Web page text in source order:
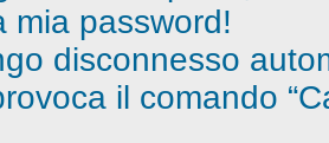
mia password!
disconnesso
il comando